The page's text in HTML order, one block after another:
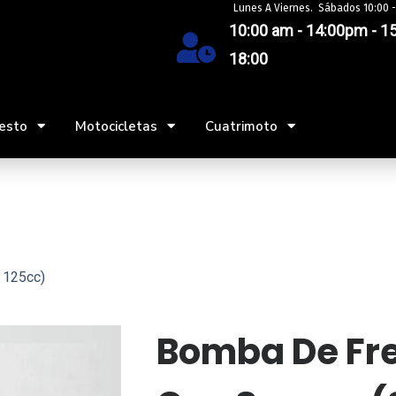
Lunes A Viernes. Sábados 10:00
10:00 am - 14:00pm -
18:00
Motocicletas Cuatrimoto
125cc)
⁠Bomba De